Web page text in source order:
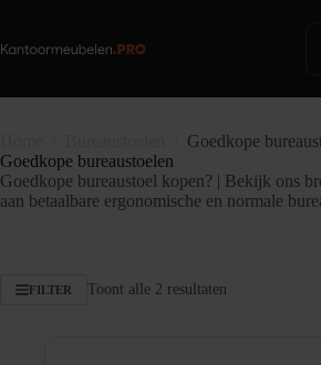
de
Goedkope
Goedkope bureaustoelen
Goedkope bureaustoel kopen? | Bekijk ons
aan betaalbare ergonomische en normale
FILTER Toont alle 2 resultaten